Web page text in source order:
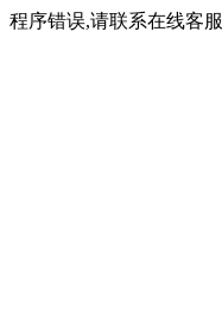
程序错误,请联系在线客服